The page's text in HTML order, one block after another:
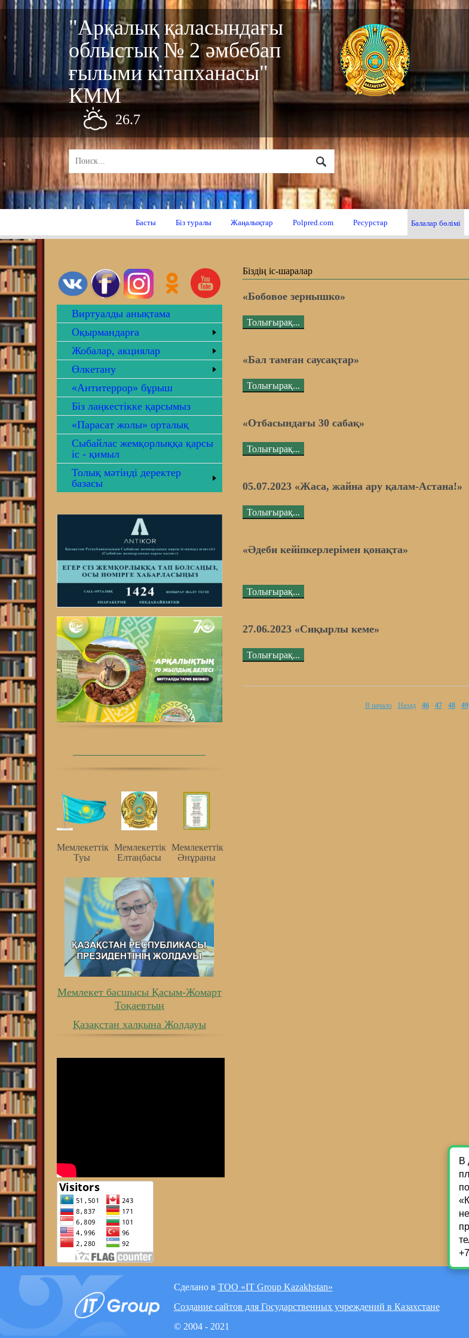
"Арқалық қаласындағы
облыстық № 2 әмбебап
ғылыми кітапханасы"
КММ
26.7
Басты Біз туралы Жаңалықтар Polpred.com Ресурстар Балалар бөлімі
Виртуалды анықтама
Оқырмандарға
Жобалар, акциялар
Өлкетану
«Антитеррор» бұрыш
Біз лаңкестікке қарсымыз
«Парасат жолы» орталық
Сыбайлас жемқорлыққа қарсы
іс - қимыл
Толық мәтінді деректер
базасы
Мемлекеттiк
Туы
Мемлекеттiк
Елтаңбасы
Мемлекеттiк
Әнұраны
Мемлекет басшысы Қасым-Жомарт
Тоқаевтың
Қазақстан халқына Жолдауы
Біздің іс-шаралар
«Бобовое зернышко»
Толығырақ...
«Бал тамған саусақтар»
Толығырақ...
«Отбасындағы 30 сабақ»
Толығырақ...
05.07.2023 «Жаса, жайна ару қалам-Астана!»
Толығырақ...
«Әдеби кейіпкерлерімен қонақта»
Толығырақ...
27.06.2023 «Сиқырлы кеме»
Толығырақ...
В начало Назад 46 47 48 49
Сделано в ТОО «IT Group Kazakhstan»
Создание сайтов для Государственных учреждений в Казахстане
© 2004 - 2021